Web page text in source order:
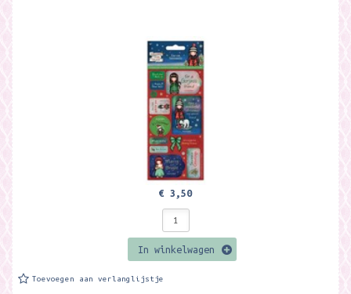
€ 3,50
In winkelwagen
Toevoegen aan verlanglijstje